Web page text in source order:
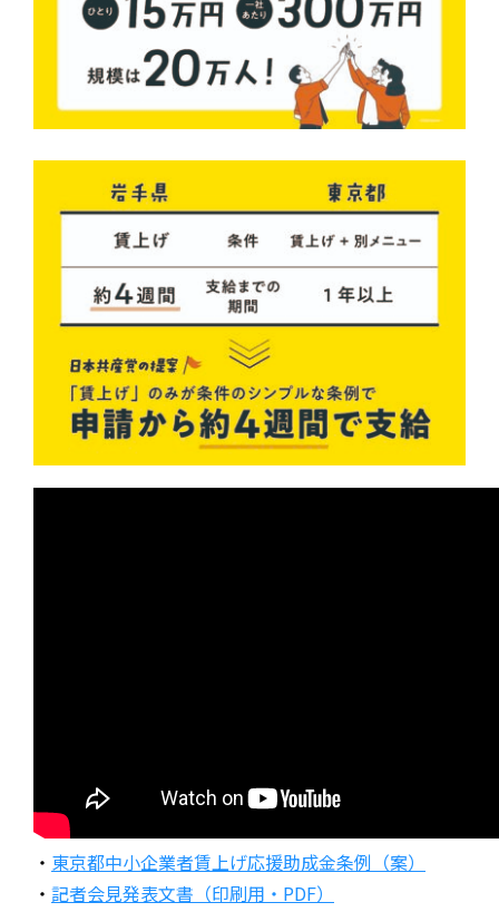
・ 東京都中小企業者賃上げ応援助成金条例（案）
・ 記者会見発表文書（印刷用・PDF）